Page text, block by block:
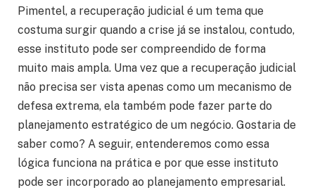
Pimentel, a recuperação judicial é um tema que
costuma surgir quando a crise já se instalou, contudo,
esse instituto pode ser compreendido de forma
muito mais ampla. Uma vez que a recuperação judicial
não precisa ser vista apenas como um mecanismo de
defesa extrema, ela também pode fazer parte do
planejamento estratégico de um negócio. Gostaria de
saber como? A seguir, entenderemos como essa
lógica funciona na prática e por que esse instituto
pode ser incorporado ao planejamento empresarial.